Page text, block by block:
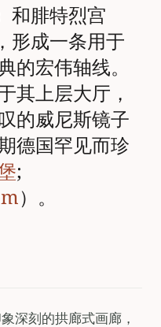
和腓特烈宫
形成一条用于
的宏伟轴线。
其上层大厅，
的威尼斯镜子
德国罕见而珍
;
）。
深刻的拱廊式画廊，